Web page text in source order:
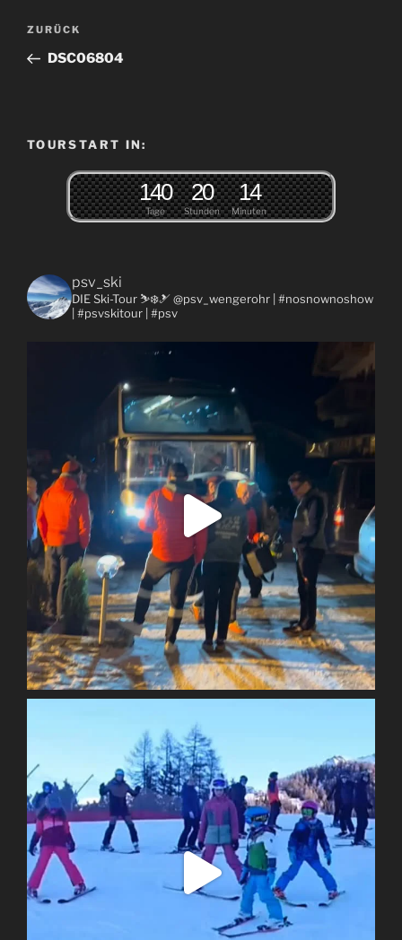
Beitragsnavigation
Vorheriger
Beitrag
ZURÜCK
DSC06804
TOURSTART IN:
Tage
140
Stunden
20
Minuten
14
psv_ski
DIE Ski-Tour ⛷❄️🎿 @psv_wengerohr | #nosnownoshow
| #psvskitour | #psv